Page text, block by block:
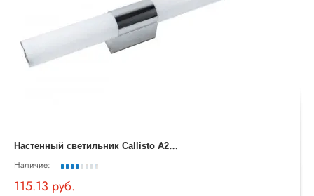
Н
астенный светильник Callisto A2828AP-1CC
Наличие:
115.13 руб.